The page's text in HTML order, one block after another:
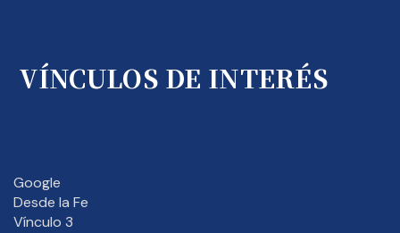
VÍNCULOS DE INTERÉS
Google
Desde la Fe
Vínculo 3